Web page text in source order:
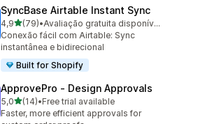
SyncBase Airtable Instant Sync
4,9de 5 estrelas
(79)
79 total de avaliações
•
Avaliação gratuita disponível
Conexão fácil com Airtable: Sync
instantânea e bidirecional
Built for Shopify
ApprovePro ‑ Design Approvals
5,0de 5 estrelas
(14)
14 total de avaliações
•Free trial available
Faster, more efficient approvals for